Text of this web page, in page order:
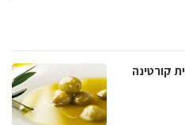
קורטינה